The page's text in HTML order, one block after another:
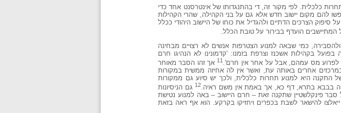
כלכלית. לפי מקור זה, די בהתנגדותו של אינטרסנט אחד כדי
להם מקום יישוב חדש אלא גם על בני הקהילה, שהרי הקהילות
הצרכים הדתיים ולהגדיל את כוחו של היישוב היהודי ככלל
הועדף בבירור על טובת הכלל.
כמי שבאה למנוע הצטרפות אנשים לא רצויים מבחינה
בקהילות אשכנז וצרפת בזמנו: 'קדמונינו לא הנהיגו חרם
לפרוע מס עמהם, אבל על אחר אין חרם'. 11 אך זהו הסבר מאוחר
אחרים באותה עת, ואשר אין לה אחיזה ממשית במקורות
התקנה היא למנוע תחרות כלכלית, ולכך יש סיוע גם ממקורות
בבבא בתרא, דף כא, אך באמת אין משם ראיה.12 גם הניסיונות
פינקלשטיין שתקנה זאת – חרם היישוב – באה למנוע נטישת
להישאר לשבת בכפרים ויחזיקו בקרקע. הוא אף ראה בזאת